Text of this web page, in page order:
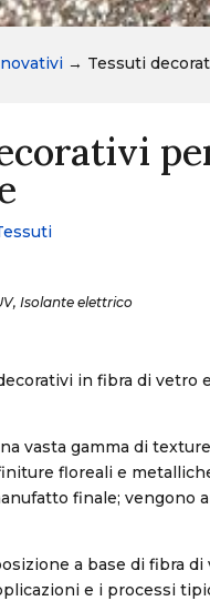
→ Tessuti
Isolante elettrico
in fibra di vetro
vasta gamma di
floreali e
finale; vengono
a base di fibra
e i processi